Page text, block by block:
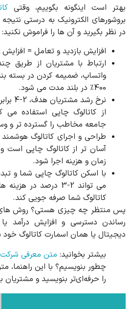
بهتر است اینگونه بگوییم، وقتی
بروشورهای الکترونیک به درستی
در نظر بگیرید و آن ها را فراموش نکنید:
افزایش بازدید و تعامل =
ارتباط با مشتریان از طریق
واتساپ، ضمیمه کردن در بسته
400٪ در بلند مدت می شود.
نرخ
از کاتالوگ چاپی استفاده
جامعه مخاطب را گسترده تر و
طراحی و اجرای کاتالوگ
آسان تر از کاتالوگ چاپی است
زمان و هزینه اجرا شود.
با اسکن کاتالوگ چاپی شما و
می تواند 2-3 درصد
کاتالوگ شما صرفه جویی کند.
پس منتظر چه چیزی هستی؟ روش های
رساندن دسترسی و افزایش درآمد یا
دیجیتال یا همان اسمارت کاتالوگ خود
بیشتر بخوانید: متن معرفی شرکت
چطور بنویسیم؟ با این راهنما،
را حرفه‌ای‌تر بنویسید و